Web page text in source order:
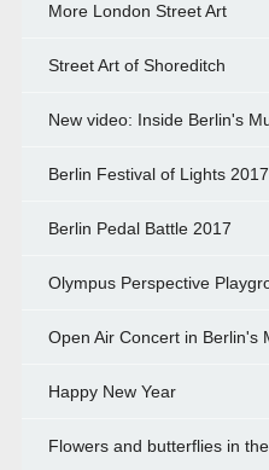
More London Street Art
Street Art of Shoreditch
New video: Inside Berlin's
Berlin Festival of Lights 2017
Berlin Pedal Battle 2017
Olympus Perspective
Open Air Concert in Berlin's
Happy New Year
Flowers and butterflies in